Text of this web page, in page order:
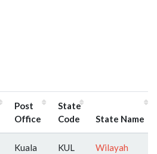
Post
Office
State
Code
State Name
Kuala
KUL
Wilayah